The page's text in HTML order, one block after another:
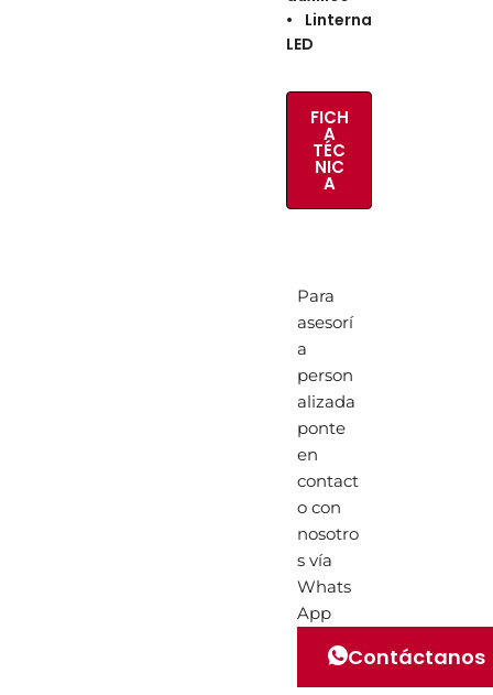
• Linterna
LED
FICH
A
TÉC
NIC
A
Para
asesorí
a
person
alizada
ponte
en
contact
o con
nosotro
s vía
Whats
App
Contáctanos